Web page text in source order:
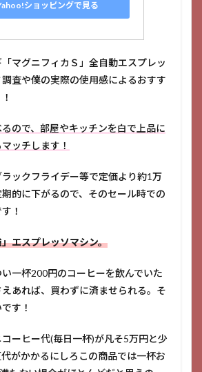
ショッピングで見る
マグニフィカＳ」全自動エスプレッ
査や僕の実際の使用感によるおすす
ので、部屋やキッチンを白で上品に
ッチします！
ックフライデー等で定価より約1万
的に下がるので、そのセール時での
！
エスプレッソマシン。
一杯200円のコーヒーを飲んでいた
あれば、買わずに済ませられる。そ
す！
ーヒー代(毎日一杯)が凡そ5万円と少
がかかるにしろこの商品では一杯お